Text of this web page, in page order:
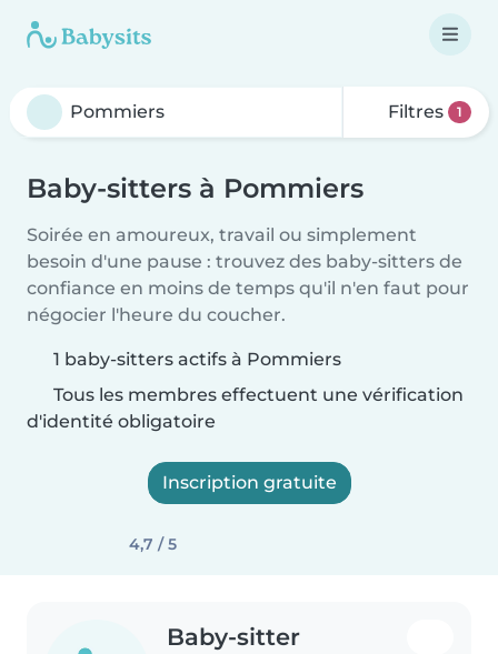
Filtres 1
Baby-sitters à Pommiers
Soirée en amoureux, travail ou simplement
besoin d'une pause : trouvez des baby-sitters de
confiance en moins de temps qu'il n'en faut pour
négocier l'heure du coucher.
1 baby-sitters actifs à Pommiers
Tous les membres effectuent une vérification
d'identité obligatoire
Inscription gratuite
4,7 / 5
Baby-sitter